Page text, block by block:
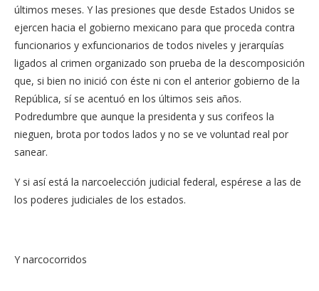
últimos meses. Y las presiones que desde Estados Unidos se
ejercen hacia el gobierno mexicano para que proceda contra
funcionarios y exfuncionarios de todos niveles y jerarquías
ligados al crimen organizado son prueba de la descomposición
que, si bien no inició con éste ni con el anterior gobierno de la
República, sí se acentuó en los últimos seis años.
Podredumbre que aunque la presidenta y sus corifeos la
nieguen, brota por todos lados y no se ve voluntad real por
sanear.
Y si así está la narcoelección judicial federal, espérese a las de
los poderes judiciales de los estados.
Y narcocorridos